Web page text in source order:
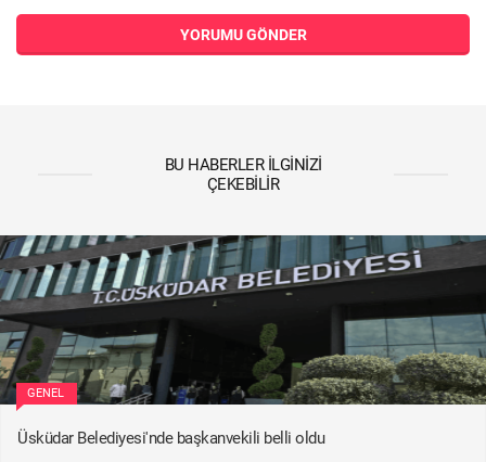
YORUMU GÖNDER
BU HABERLER İLGINIZI
ÇEKEBILIR
GENEL
Üsküdar Belediyesi'nde başkanvekili belli oldu